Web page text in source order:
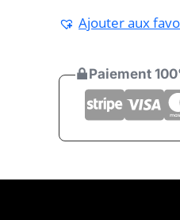
Ajouter aux
Paiement